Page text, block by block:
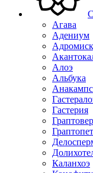
Агава
Адениум
Алоэ
Альбука
Гастерия
Каланхоэ